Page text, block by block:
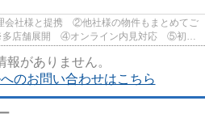
会社様と提携 ②他社様の物件もまとめてご
店舗展開 ④オンライン内見対応 ⑤初期
報がありません。
のお問い合わせはこちら